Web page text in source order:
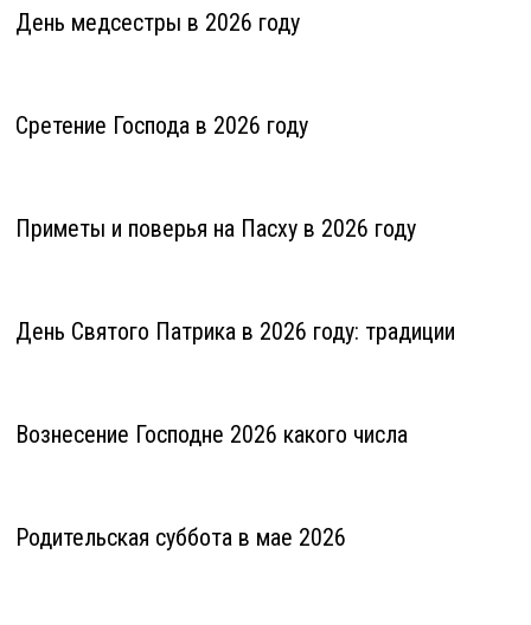
День медсестры в 2026 году
Сретение Господа в 2026 году
Приметы и поверья на Пасху в 2026 году
День Святого Патрика в 2026 году: традиции
Вознесение Господне 2026 какого числа
Родительская суббота в мае 2026